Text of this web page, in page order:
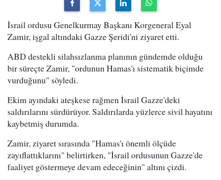
İsrail ordusu Genelkurmay Başkanı Korgeneral Eyal
Zamir, işgal altındaki Gazze Şeridi'ni ziyaret etti.
ABD destekli silahsızlanma planının gündemde olduğu
bir süreçte Zamir, "ordunun Hamas'ı sistematik biçimde
vurduğunu" söyledi.
Ekim ayındaki ateşkese rağmen İsrail Gazze'deki
saldırılarını sürdürüyor. Saldırılarda yüzlerce sivil hayatını
kaybetmiş durumda.
Zamir, ziyaret sırasında "Hamas'ı önemli ölçüde
zayıflattıklarını" belirtirken, "İsrail ordusunun Gazze'de
faaliyet göstermeye devam edeceğinin" altını çizdi.